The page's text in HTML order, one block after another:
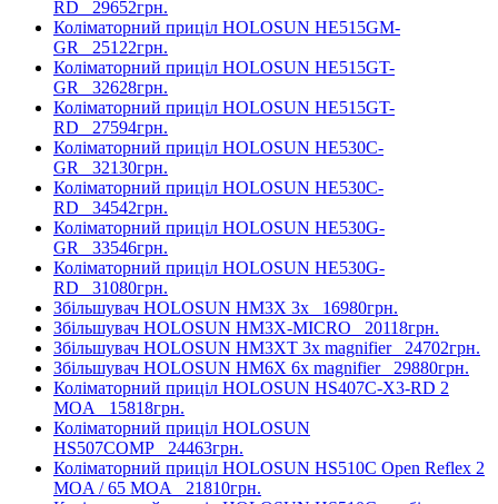
RD 29652грн.
Коліматорний приціл HOLOSUN HE515GM-
GR 25122грн.
Коліматорний приціл HOLOSUN HE515GT-
GR 32628грн.
Коліматорний приціл HOLOSUN HE515GT-
RD 27594грн.
Коліматорний приціл HOLOSUN HE530C-
GR 32130грн.
Коліматорний приціл HOLOSUN HE530C-
RD 34542грн.
Коліматорний приціл HOLOSUN HE530G-
GR 33546грн.
Коліматорний приціл HOLOSUN HE530G-
RD 31080грн.
Збільшувач HOLOSUN HM3X 3x 16980грн.
Збільшувач HOLOSUN HM3X-MICRO 20118грн.
Збільшувач HOLOSUN HM3XT 3x magnifier 24702грн.
Збільшувач HOLOSUN HM6X 6x magnifier 29880грн.
Коліматорний приціл HOLOSUN HS407C-X3-RD 2
MOA 15818грн.
Коліматорний приціл HOLOSUN
HS507COMP 24463грн.
Коліматорний приціл HOLOSUN HS510C Open Reflex 2
MOA / 65 MOA 21810грн.